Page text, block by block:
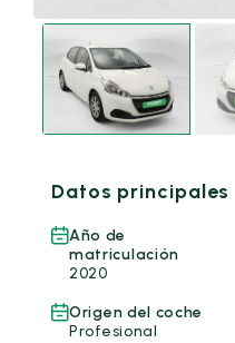
Datos principales
Año de
matriculación
2020
Origen del coche
Profesional